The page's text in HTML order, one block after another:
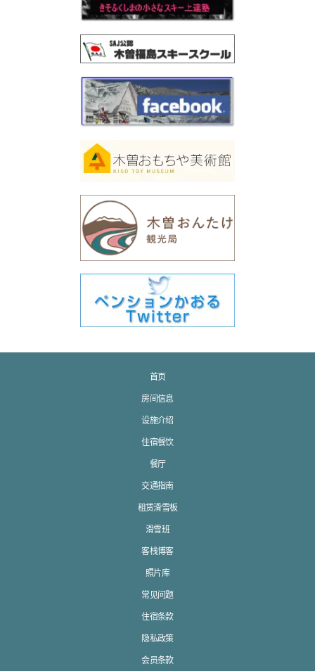
首页
房间信息
设施介绍
住宿餐饮
餐厅
交通指南
租赁滑雪板
滑雪班
客栈博客
照片库
常见问题
住宿条款
隐私政策
会员条款